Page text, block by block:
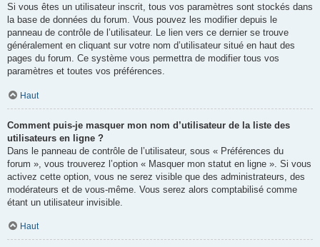
Si vous êtes un utilisateur inscrit, tous vos paramètres sont stockés dans
la base de données du forum. Vous pouvez les modifier depuis le
panneau de contrôle de l’utilisateur. Le lien vers ce dernier se trouve
généralement en cliquant sur votre nom d’utilisateur situé en haut des
pages du forum. Ce système vous permettra de modifier tous vos
paramètres et toutes vos préférences.
Haut
Comment puis-je masquer mon nom d’utilisateur de la liste des
utilisateurs en ligne ?
Dans le panneau de contrôle de l’utilisateur, sous « Préférences du
forum », vous trouverez l’option « Masquer mon statut en ligne ». Si vous
activez cette option, vous ne serez visible que des administrateurs, des
modérateurs et de vous-même. Vous serez alors comptabilisé comme
étant un utilisateur invisible.
Haut